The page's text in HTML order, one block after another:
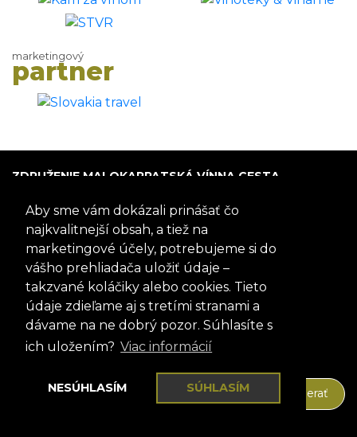
Aby sme vám dokázali prinášať čo
najkvalitnejší obsah, a tiež na
marketingové účely, potrebujeme si do
vášho prehliadača uložiť údaje –
takzvané koláčiky alebo cookies. Tieto
údaje zdieľame aj s tretími stranami a
dávame na ne dobrý pozor. Súhlasíte s
ich uložením? Viac informácií
NESÚHLASÍM SÚHLASÍM
marketingový
partner
ZDRUŽENIE MALOKARPATSKÁ VÍNNA CESTA
900 01 Modra
Slovensko
IČO: 317 69 489
DIČ:202 0988 706
+421 905 467 745
mvc@mvc.sk
FACEBOOK
Sledujte nás aj na našom profile
Pozrieť si profil
Odoberať